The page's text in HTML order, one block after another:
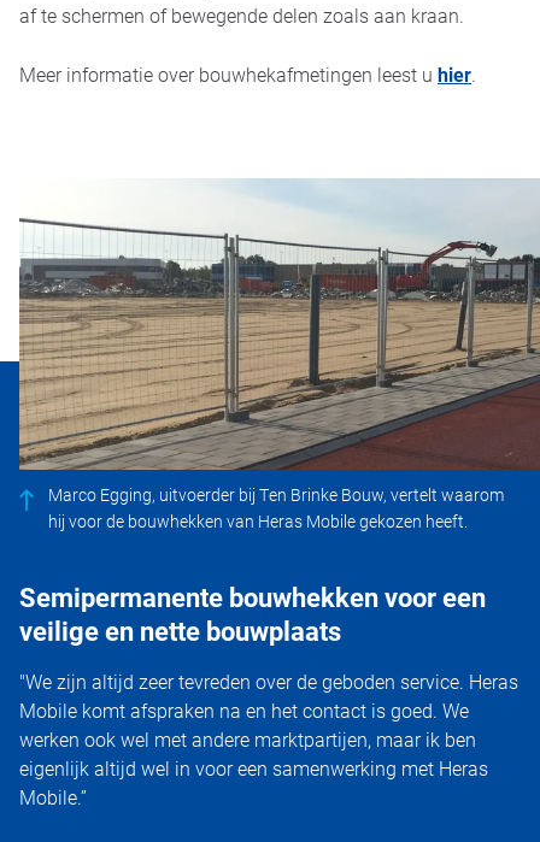
af te schermen of bewegende delen zoals aan kraan.
Meer informatie over bouwhekafmetingen leest u hier.
Marco Egging, uitvoerder bij Ten Brinke Bouw, vertelt waarom
hij voor de bouwhekken van Heras Mobile gekozen heeft.
Semipermanente bouwhekken voor een
veilige en nette bouwplaats
"We zijn altijd zeer tevreden over de geboden service. Heras
Mobile komt afspraken na en het contact is goed. We
werken ook wel met andere marktpartijen, maar ik ben
eigenlijk altijd wel in voor een samenwerking met Heras
Mobile.”